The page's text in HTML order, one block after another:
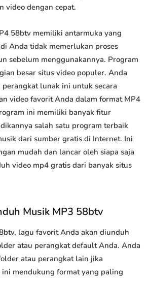
video dengan cepat.
58btv memiliki antarmuka yang
Anda tidak memerlukan proses
sebelum menggunakannya. Program
besar situs video populer. Anda
lunak ini untuk secara
video favorit Anda dalam format MP4
ini memiliki banyak fitur
salah satu program terbaik
dari sumber gratis di Internet. Ini
mudah dan lancar oleh siapa saja
video mp4 gratis dari banyak situs
Musik MP3 58btv
lagu favorit Anda akan diunduh
atau perangkat default Anda. Anda
atau perangkat lain jika
mendukung format yang paling